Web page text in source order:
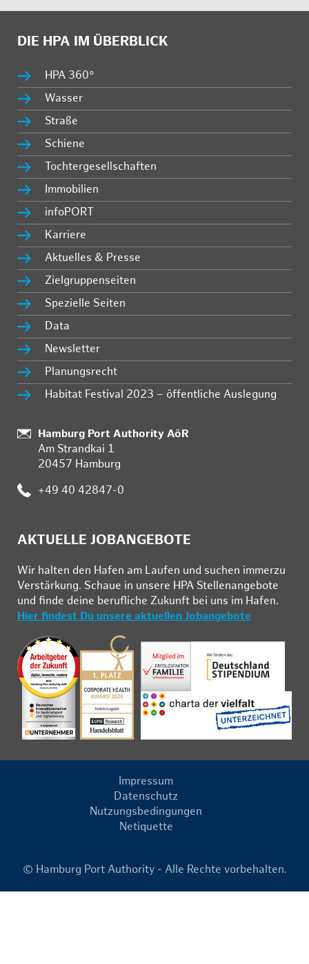
DIE HPA IM ÜBERBLICK
HPA 360°
Wasser
Straße
Schiene
Tochtergesellschaften
Immobilien
infoPORT
Karriere
Aktuelles & Presse
Zielgruppenseiten
Spezielle Seiten
Data
Newsletter
Planungsrecht
Habitat Festival 2023 – öffentliche Auslegung
:
Hamburg Port Authority AöR
Am Strandkai 1
20457 Hamburg
: +49 40 42847-0
AKTUELLE JOBANGEBOTE
Wir hal­ten den Ha­fen am Lau­fen und su­chen im­mer­zu
Ver­stär­kung. Schau­e in un­se­re HPA Stel­len­an­ge­bo­te
und fin­de deine be­ruf­li­che Zu­kunft bei uns im Ha­fen.
Hier findest Du unsere aktuellen Jobangebote
Impressum
Datenschutz
Nutzungsbedingungen
Netiquette
© Hamburg Port Authority - Alle Rechte vorbehalten.